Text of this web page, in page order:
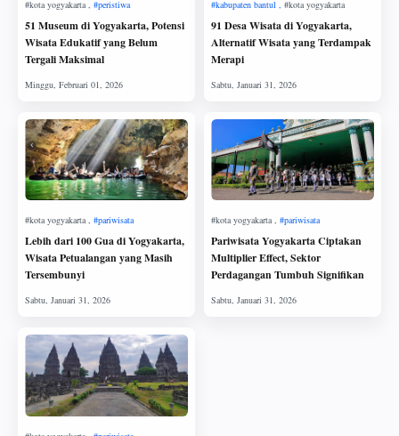
51 Museum di Yogyakarta, Potensi
Wisata Edukatif yang Belum
Tergali Maksimal
91 Desa Wisata di Yogyakarta,
Alternatif Wisata yang Terdampak
Merapi
Lebih dari 100 Gua di Yogyakarta,
Wisata Petualangan yang Masih
Tersembunyi
Pariwisata Yogyakarta Ciptakan
Multiplier Effect, Sektor
Perdagangan Tumbuh Signifikan